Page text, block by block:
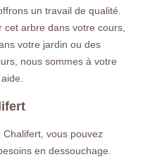
un travail de qualité.
cet arbre dans votre cours,
votre jardin ou des
nous sommes à votre
vous pouvez
en dessouchage.